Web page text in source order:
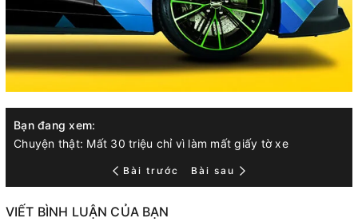
Bạn đang xem:
Chuyện thật: Mất 30 triệu chỉ vì làm mất giấy tờ xe
Bài trước Bài sau
VIẾT BÌNH LUẬN CỦA BẠN